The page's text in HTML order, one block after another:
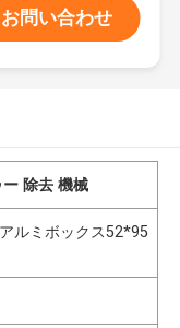
お問い合わせ
除去 機械
ルミボックス52*95